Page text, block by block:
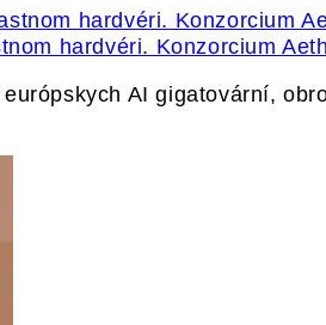
hardvéri. Konzorcium
AI gigatovární,